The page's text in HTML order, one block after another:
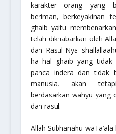
karakter orang yang
beriman, berkeyakinan
ghaib yaitu
telah dikhabarkan oleh
dan Rasul-Nya
hal-hal ghaib yang
panca indera dan tidak
manusia, akan
berdasarkan wahyu yang
dan rasul.
AllahSubhanahu waTa’ala